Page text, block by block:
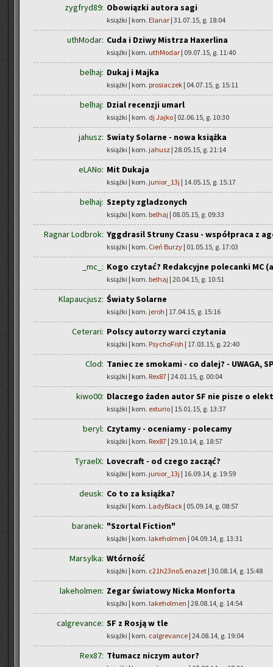
zygfryd89: Obowiązki autora sagi
książki | kom. Elanar | 31.07.15, g. 18:04
uthModar: Cuda i Dziwy Mistrza Haxerlina
książki | kom. uthModar | 09.07.15, g. 11:40
belhaj: Dukaj i Majka
książki | kom. prosiaczek | 04.07.15, g. 15:11
belhaj: Dzial recenzji umarl
książki | kom. dj Jajko | 02.06.15, g. 10:30
jahusz: Swiaty Solarne - nowa książka
książki | kom. jahusz | 28.05.15, g. 21:14
eLANo: Mit Dukaja
książki | kom. junior_13j | 14.05.15, g. 15:17
belhaj: Szepty zgladzonych
książki | kom. belhaj | 08.05.15, g. 09:33
Ragnar Lodbrok: Yggdrasil Struny Czasu - współpraca z
książki | kom. Cień Burzy | 01.05.15, g. 17:03
_mc_: Kogo czytać? Redakcyjne polecanki MC
książki | kom. belhaj | 20.04.15, g. 10:51
Klapaucjusz: Światy Solarne
książki | kom. jeroh | 17.04.15, g. 15:16
Ceterari: Polscy autorzy warci czytania
książki | kom. PsychoFish | 17.03.15, g. 22:40
Clod: Taniec ze smokami - co dalej? - UWAGA,
książki | kom. Rex87 | 24.01.15, g. 00:04
kiwo00: Dlaczego żaden autor SF nie pisze o
książki | kom. exturio | 15.01.15, g. 13:37
beryl: Czytamy - oceniamy - polecamy
książki | kom. Rex87 | 29.10.14, g. 18:57
TyraelX: Lovecraft - od czego zacząć?
książki | kom. junior_13j | 16.09.14, g. 19:59
deusk: Co to za książka?
książki | kom. LadyBlack | 05.09.14, g. 08:57
baranek: "Szortal Fiction"
książki | kom. lakeholmen | 04.09.14, g. 13:31
Marsylka: Wtórność
książki | kom. c21h23no5.enazet | 30.08.14, g. 15:48
lakeholmen: Zegar światowy Nicka Monforta
książki | kom. lakeholmen | 28.08.14, g. 14:54
calgrevance: SF z Rosją w tle
książki | kom. calgrevance | 24.08.14, g. 19:04
Rex87: Tłumacz niczym autor?